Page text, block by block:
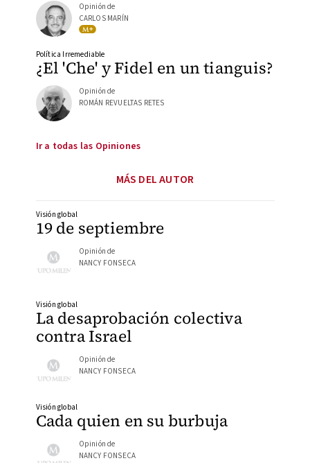
Opinión de
CARLOS MARÍN
¿El 'Che' y Fidel en un tianguis?
Política Irremediable
Opinión de
ROMÁN REVUELTAS RETES
Ir a todas las Opiniones
MÁS DEL AUTOR
19 de septiembre
Visión global
Opinión de
NANCY FONSECA
La desaprobación colectiva
contra Israel
Visión global
Opinión de
NANCY FONSECA
Cada quien en su burbuja
Visión global
Opinión de
NANCY FONSECA